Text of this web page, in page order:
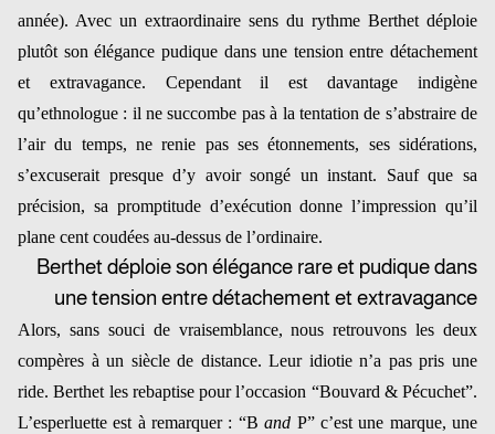
année). Avec un extraordinaire sens du rythme Berthet déploie
plutôt son élégance pudique dans une tension entre détachement
et extravagance. Cependant il est davantage indigène
qu’ethnologue : il ne succombe pas à la tentation de s’abstraire de
l’air du temps, ne renie pas ses étonnements, ses sidérations,
s’excuserait presque d’y avoir songé un instant. Sauf que sa
précision, sa promptitude d’exécution donne l’impression qu’il
plane cent coudées au-dessus de l’ordinaire.
Berthet déploie son élégance rare et pudique dans
une tension entre détachement et extravagance
Alors, sans souci de vraisemblance, nous retrouvons les deux
compères à un siècle de distance. Leur idiotie n’a pas pris une
ride. Berthet les rebaptise pour l’occasion “Bouvard & Pécuchet”.
L’esperluette est à remarquer : “Band P” c’est une marque, une